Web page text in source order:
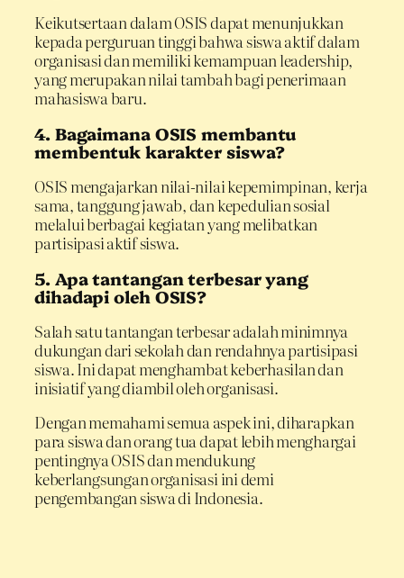
Keikutsertaan dalam OSIS dapat menunjukkan
kepada perguruan tinggi bahwa siswa aktif dalam
organisasi dan memiliki kemampuan leadership,
yang merupakan nilai tambah bagi penerimaan
mahasiswa baru.
4. Bagaimana OSIS membantu
membentuk karakter siswa?
OSIS mengajarkan nilai-nilai kepemimpinan, kerja
sama, tanggung jawab, dan kepedulian sosial
melalui berbagai kegiatan yang melibatkan
partisipasi aktif siswa.
5. Apa tantangan terbesar yang
dihadapi oleh OSIS?
Salah satu tantangan terbesar adalah minimnya
dukungan dari sekolah dan rendahnya partisipasi
siswa. Ini dapat menghambat keberhasilan dan
inisiatif yang diambil oleh organisasi.
Dengan memahami semua aspek ini, diharapkan
para siswa dan orang tua dapat lebih menghargai
pentingnya OSIS dan mendukung
keberlangsungan organisasi ini demi
pengembangan siswa di Indonesia.